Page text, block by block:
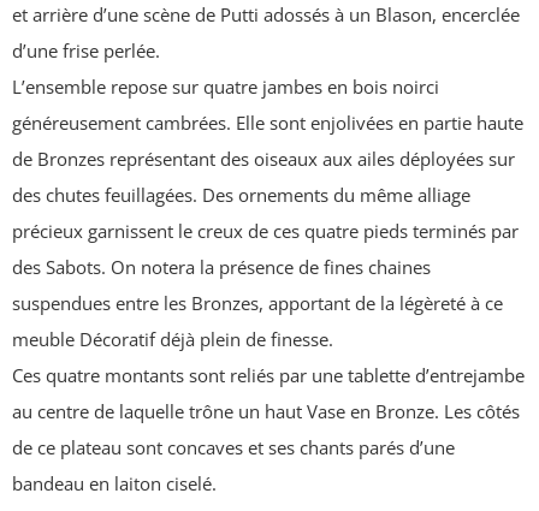
et arrière d’une scène de Putti adossés à un Blason, encerclée
d’une frise perlée.
L’ensemble repose sur quatre jambes en bois noirci
généreusement cambrées. Elle sont enjolivées en partie haute
de Bronzes représentant des oiseaux aux ailes déployées sur
des chutes feuillagées. Des ornements du même alliage
précieux garnissent le creux de ces quatre pieds terminés par
des Sabots. On notera la présence de fines chaines
suspendues entre les Bronzes, apportant de la légèreté à ce
meuble Décoratif déjà plein de finesse.
Ces quatre montants sont reliés par une tablette d’entrejambe
au centre de laquelle trône un haut Vase en Bronze. Les côtés
de ce plateau sont concaves et ses chants parés d’une
bandeau en laiton ciselé.